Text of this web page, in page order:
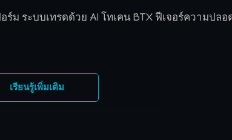
ระบบเทรดด้วย AI โทเคน BTX ฟีเจอร์ความปล
เรียนรู้เพิ่มเติม